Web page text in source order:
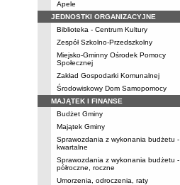
Apele
JEDNOSTKI ORGANIZACYJNE
Biblioteka - Centrum Kultury
Zespół Szkolno-Przedszkolny
Miejsko-Gminny Ośrodek Pomocy
Społecznej
Zakład Gospodarki Komunalnej
Środowiskowy Dom Samopomocy
MAJĄTEK I FINANSE
Budżet Gminy
Majątek Gminy
Sprawozdania z wykonania budżetu -
kwartalne
Sprawozdania z wykonania budżetu -
półroczne, roczne
Umorzenia, odroczenia, raty